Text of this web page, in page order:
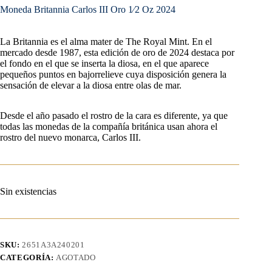
Moneda Britannia Carlos III Oro 1⁄2 Oz 2024
La Britannia es el alma mater de The Royal Mint. En el
mercado desde 1987, esta edición de oro de 2024 destaca por
el fondo en el que se inserta la diosa, en el que aparece
pequeños puntos en bajorrelieve cuya disposición genera la
sensación de elevar a la diosa entre olas de mar.
Desde el año pasado el rostro de la cara es diferente, ya que
todas las monedas de la compañía británica usan ahora el
rostro del nuevo monarca, Carlos III.
Sin existencias
SKU:2651A3A240201
CATEGORÍA:AGOTADO